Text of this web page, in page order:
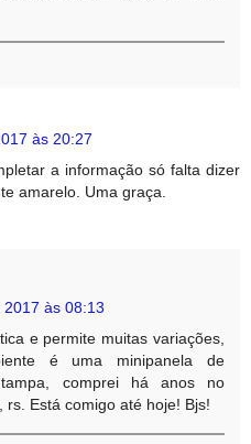
às 20:27
a informação só falta dizer
amarelo. Uma graça.
às 08:13
e permite muitas variações,
é uma minipanela de
comprei há anos no
rs. Está comigo até hoje! Bjs!